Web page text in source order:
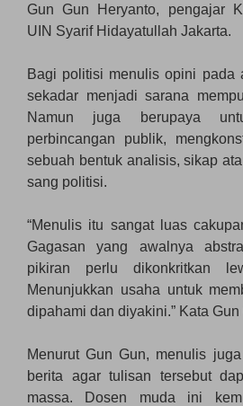
Gun Gun Heryanto, pengajar
UIN Syarif Hidayatullah Jakarta.
Bagi politisi menulis opini pada
sekadar menjadi sarana
Namun juga berupaya
perbincangan publik,
sebuah bentuk analisis, sikap
sang politisi.
“Menulis itu sangat luas
Gagasan yang awalnya
pikiran perlu dikonkritkan
Menunjukkan usaha untuk
dipahami dan diyakini.” Kata Gun
Menurut Gun Gun, menulis
berita agar tulisan tersebut
massa. Dosen muda ini